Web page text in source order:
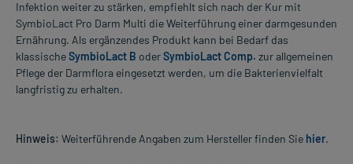
Infektion weiter zu stärken, empfiehlt sich nach der Kur mit
SymbioLact Pro Darm Multi die Weiterführung einer darmgesunden
Ernährung. Als ergänzendes Produkt kann bei Bedarf das
klassischeSymbioLact B oderSymbioLact Comp. zur allgemeinen
Pflege der Darmflora eingesetzt werden, um die Bakterienvielfalt
langfristig zu erhalten.
Hinweis: Weiterführende Angaben zum Hersteller finden Sie hier.